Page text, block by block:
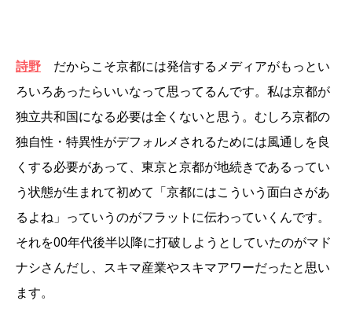
詩野
だからこそ京都には発信するメディアがもっとい
ろいろあったらいいなって思ってるんです。私は京都が
独立共和国になる必要は全くないと思う。むしろ京都の
独自性・特異性がデフォルメされるためには風通しを良
くする必要があって、東京と京都が地続きであるってい
う状態が生まれて初めて「京都にはこういう面白さがあ
るよね」っていうのがフラットに伝わっていくんです。
それを00年代後半以降に打破しようとしていたのがマド
ナシさんだし、スキマ産業やスキマアワーだったと思い
ます。